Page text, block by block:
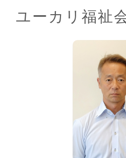
ユーカリ福祉